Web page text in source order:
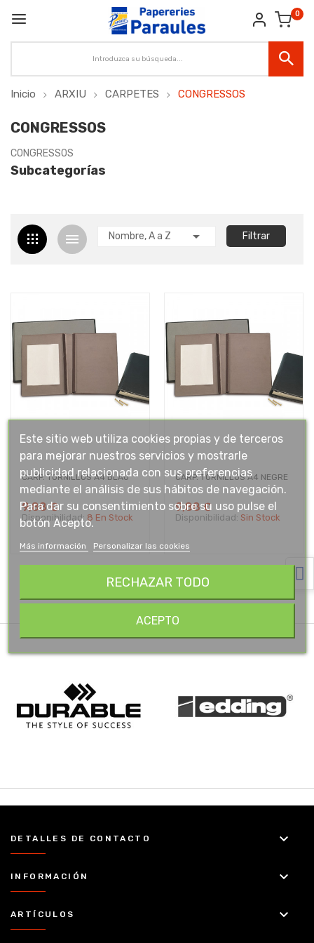
0
Inicio ARXIU CARPETES CONGRESSOS
CONGRESSOS
CONGRESSOS
Subcategorías
Nombre, A a Z  Filtrar
CARP. TORNILLOS A4 BLAU
9,88 €
Disponibilidad: 8 En Stock
CARP. TORNILLOS A4 NEGRE
9,88 €
Disponibilidad: Sin Stock
DETALLES DE CONTACTO keyboard_arrow_down
INFORMACIÓN keyboard_arrow_down
ARTÍCULOS keyboard_arrow_down
Este sitio web utiliza cookies propias y de terceros
para mejorar nuestros servicios y mostrarle
publicidad relacionada con sus preferencias
mediante el análisis de sus hábitos de navegación.
Para dar su consentimiento sobre su uso pulse el
botón Acepto.
Más información Personalizar las cookies
RECHAZAR TODO
ACEPTO